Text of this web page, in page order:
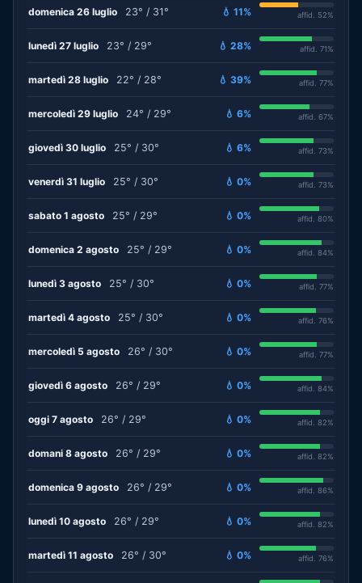
domenica 26 luglio 23° / 31° 💧 11% affid. 52%
lunedì 27 luglio 23° / 29° 💧 28% affid. 71%
martedì 28 luglio 22° / 28° 💧 39% affid. 77%
mercoledì 29 luglio 24° / 29° 💧 6% affid. 67%
giovedì 30 luglio 25° / 30° 💧 6% affid. 73%
venerdì 31 luglio 25° / 30° 💧 0% affid. 73%
sabato 1 agosto 25° / 29° 💧 0% affid. 80%
domenica 2 agosto 25° / 29° 💧 0% affid. 84%
lunedì 3 agosto 25° / 30° 💧 0% affid. 77%
martedì 4 agosto 25° / 30° 💧 0% affid. 76%
mercoledì 5 agosto 26° / 30° 💧 0% affid. 77%
giovedì 6 agosto 26° / 29° 💧 0% affid. 84%
oggi 7 agosto 26° / 29° 💧 0% affid. 82%
domani 8 agosto 26° / 29° 💧 0% affid. 82%
domenica 9 agosto 26° / 29° 💧 0% affid. 86%
lunedì 10 agosto 26° / 29° 💧 0% affid. 82%
martedì 11 agosto 26° / 30° 💧 0% affid. 76%